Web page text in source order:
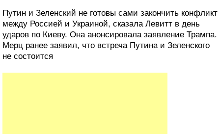
Путин и Зеленский не готовы сами закончить конфликт
между Россией и Украиной, сказала Левитт в день
ударов по Киеву. Она анонсировала заявление Трампа.
Мерц ранее заявил, что встреча Путина и Зеленского
не состоится